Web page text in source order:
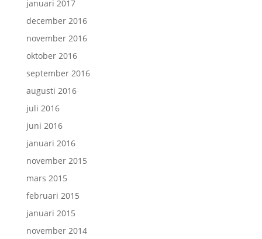
januari 2017
december 2016
november 2016
oktober 2016
september 2016
augusti 2016
juli 2016
juni 2016
januari 2016
november 2015
mars 2015
februari 2015
januari 2015
november 2014